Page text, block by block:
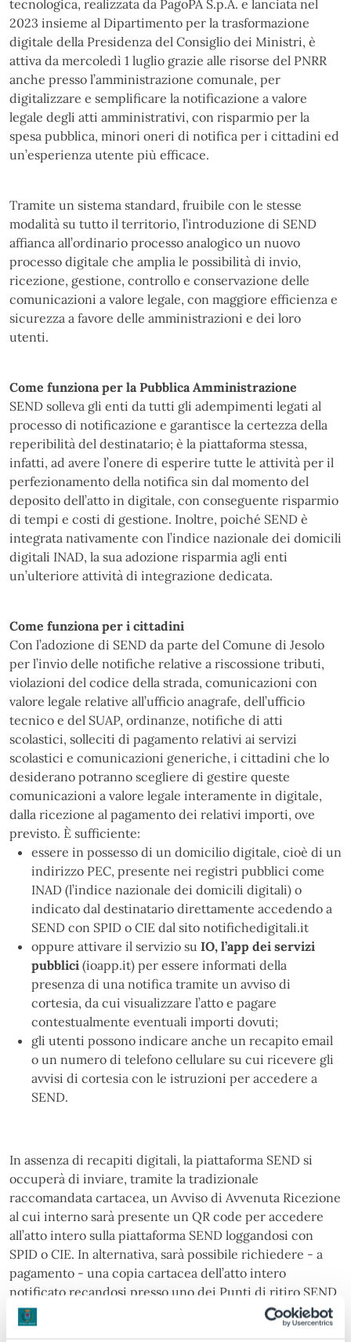
tecnologica, realizzata da PagoPA S.p.A. e lanciata nel
2023 insieme al Dipartimento per la trasformazione
digitale della Presidenza del Consiglio dei Ministri, è
attiva da mercoledì 1 luglio grazie alle risorse del PNRR
anche presso l’amministrazione comunale, per
digitalizzare e semplificare la notificazione a valore
legale degli atti amministrativi, con risparmio per la
spesa pubblica, minori oneri di notifica per i cittadini ed
un’esperienza utente più efficace.
Tramite un sistema standard, fruibile con le stesse
modalità su tutto il territorio, l’introduzione di SEND
affianca all’ordinario processo analogico un nuovo
processo digitale che amplia le possibilità di invio,
ricezione, gestione, controllo e conservazione delle
comunicazioni a valore legale, con maggiore efficienza e
sicurezza a favore delle amministrazioni e dei loro
utenti.
Come funziona per la Pubblica Amministrazione
SEND solleva gli enti da tutti gli adempimenti legati al
processo di notificazione e garantisce la certezza della
reperibilità del destinatario; è la piattaforma stessa,
infatti, ad avere l’onere di esperire tutte le attività per il
perfezionamento della notifica sin dal momento del
deposito dell’atto in digitale, con conseguente risparmio
di tempi e costi di gestione. Inoltre, poiché SEND è
integrata nativamente con l’indice nazionale dei domicili
digitali INAD, la sua adozione risparmia agli enti
un’ulteriore attività di integrazione dedicata.
Come funziona per i cittadini
Con l’adozione di SEND da parte del Comune di Jesolo
per l’invio delle notifiche relative a riscossione tributi,
violazioni del codice della strada, comunicazioni con
valore legale relative all’ufficio anagrafe, dell’ufficio
tecnico e del SUAP, ordinanze, notifiche di atti
scolastici, solleciti di pagamento relativi ai servizi
scolastici e comunicazioni generiche, i cittadini che lo
desiderano potranno scegliere di gestire queste
comunicazioni a valore legale interamente in digitale,
dalla ricezione al pagamento dei relativi importi, ove
previsto. È sufficiente:
essere in possesso di un domicilio digitale, cioè di un
indirizzo PEC, presente nei registri pubblici come
INAD (l’indice nazionale dei domicili digitali) o
indicato dal destinatario direttamente accedendo a
SEND con SPID o CIE dal sito notifichedigitali.it
oppure attivare il servizio su IO, l’app dei servizi
pubblici (ioapp.it) per essere informati della
presenza di una notifica tramite un avviso di
cortesia, da cui visualizzare l’atto e pagare
contestualmente eventuali importi dovuti;
gli utenti possono indicare anche un recapito email
o un numero di telefono cellulare su cui ricevere gli
avvisi di cortesia con le istruzioni per accedere a
SEND.
In assenza di recapiti digitali, la piattaforma SEND si
occuperà di inviare, tramite la tradizionale
raccomandata cartacea, un Avviso di Avvenuta Ricezione
al cui interno sarà presente un QR code per accedere
all’atto intero sulla piattaforma SEND loggandosi con
SPID o CIE. In alternativa, sarà possibile richiedere - a
pagamento - una copia cartacea dell’atto intero
notificato recandosi presso uno dei Punti di ritiro SEND
la cui lista è consultabile a questo link:
https://notifiche
digitail.it/punti-di-ritiro/